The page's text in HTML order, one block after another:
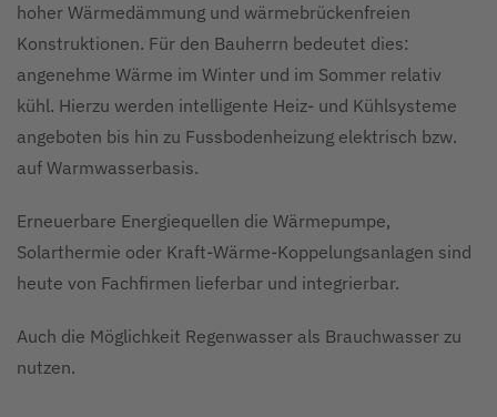
hoher Wärmedämmung und wärmebrückenfreien
Konstruktionen. Für den Bauherrn bedeutet dies:
angenehme Wärme im Winter und im Sommer relativ
kühl. Hierzu werden intelligente Heiz- und Kühlsysteme
angeboten bis hin zu Fussbodenheizung elektrisch bzw.
auf Warmwasserbasis.
Erneuerbare Energiequellen die Wärmepumpe,
Solarthermie oder Kraft-Wärme-Koppelungsanlagen sind
heute von Fachfirmen lieferbar und integrierbar.
Auch die Möglichkeit Regenwasser als Brauchwasser zu
nutzen.